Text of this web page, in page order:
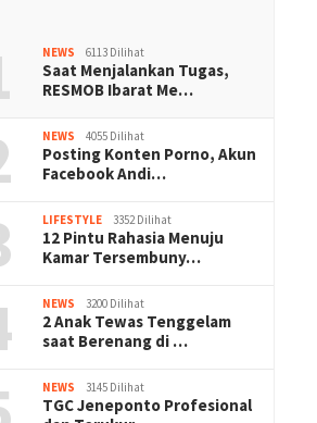
NEWS 6113 Dilihat
Saat Menjalankan Tugas,
RESMOB Ibarat Me…
NEWS 4055 Dilihat
Posting Konten Porno, Akun
Facebook Andi…
LIFESTYLE 3352 Dilihat
12 Pintu Rahasia Menuju
Kamar Tersembuny…
NEWS 3200 Dilihat
2 Anak Tewas Tenggelam
saat Berenang di …
NEWS 3145 Dilihat
TGC Jeneponto Profesional